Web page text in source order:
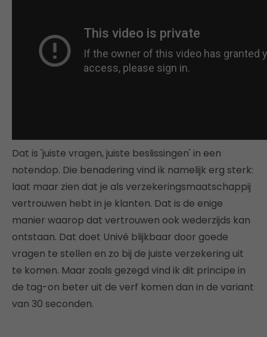
Dat is 'juiste vragen, juiste beslissingen' in een
notendop. Die benadering vind ik namelijk erg sterk:
laat maar zien dat je als verzekeringsmaatschappij
vertrouwen hebt in je klanten. Dat is de enige
manier waarop dat vertrouwen ook wederzijds kan
ontstaan. Dat doet Univé blijkbaar door goede
vragen te stellen en zo bij de juiste verzekering uit
te komen. Maar zoals gezegd vind ik dit principe in
de tag-on beter uit de verf komen dan in de variant
van 30 seconden.